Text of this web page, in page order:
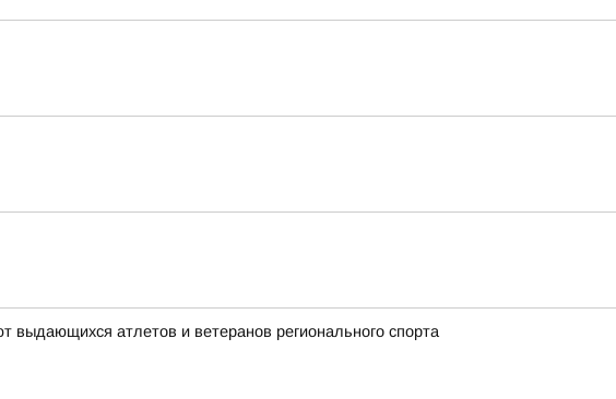
атлетов и ветеранов регионального спорта